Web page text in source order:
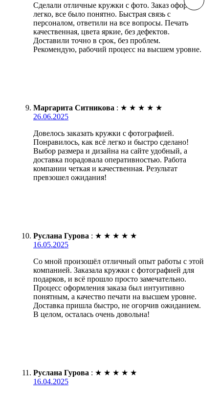
Сделали отличные кружки с фото. Заказ оформил
легко, все было понятно. Быстрая связь с
персоналом, ответили на все вопросы. Печать
качественная, цвета яркие, без дефектов.
Доставили точно в срок, без проблем.
Рекомендую, рабочий процесс на высшем уровне.
Маргарита Ситникова : ★ ★ ★ ★ ★
26.06.2025
Довелось заказать кружки с фотографией.
Понравилось, как всё легко и быстро сделано!
Выбор размера и дизайна на сайте удобный, а
доставка порадовала оперативностью. Работа
компании четкая и качественная. Результат
превзошел ожидания!
Руслана Гурова : ★ ★ ★ ★ ★
16.05.2025
Со мной произошёл отличный опыт работы с этой
компанией. Заказала кружки с фотографией для
подарков, и всё прошло просто замечательно.
Процесс оформления заказа был интуитивно
понятным, а качество печати на высшем уровне.
Доставка пришла быстро, не огорчив ожиданием.
В целом, осталась очень довольна!
Руслана Гурова : ★ ★ ★ ★ ★
16.04.2025